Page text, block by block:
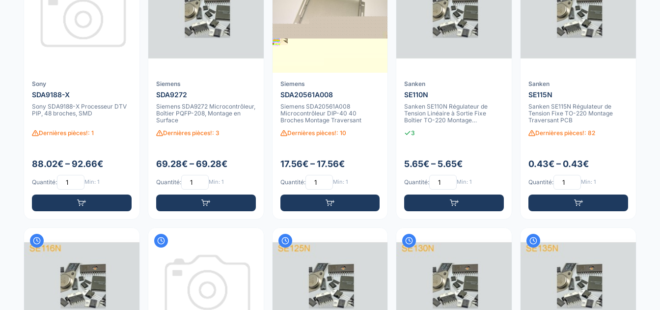
Sony
SDA9188-X
Sony SDA9188-X Processeur DTV
PIP, 48 broches, SMD
Dernières pièces!: 1
88.02€ – 92.66€
Quantité: Min: 1
Siemens
SDA9272
Siemens SDA9272 Microcontrôleur,
Boîtier PQFP-208, Montage en
Surface
Dernières pièces!: 3
69.28€ – 69.28€
Quantité: Min: 1
Siemens
SDA20561A008
Siemens SDA20561A008
Microcontrôleur DIP-40 40
Broches Montage Traversant
Dernières pièces!: 10
17.56€ – 17.56€
Quantité: Min: 1
Sanken
SE110N
Sanken SE110N Régulateur de
Tension Linéaire à Sortie Fixe
Boîtier TO-220 Montage
3
5.65€ – 5.65€
Quantité: Min: 1
Sanken
SE115N
Sanken SE115N Régulateur de
Tension Fixe TO-220 Montage
Traversant PCB
Dernières pièces!: 82
0.43€ – 0.43€
Quantité: Min: 1